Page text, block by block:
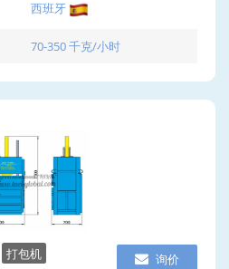
西班牙
70-350 千克/小时
打包机
询价